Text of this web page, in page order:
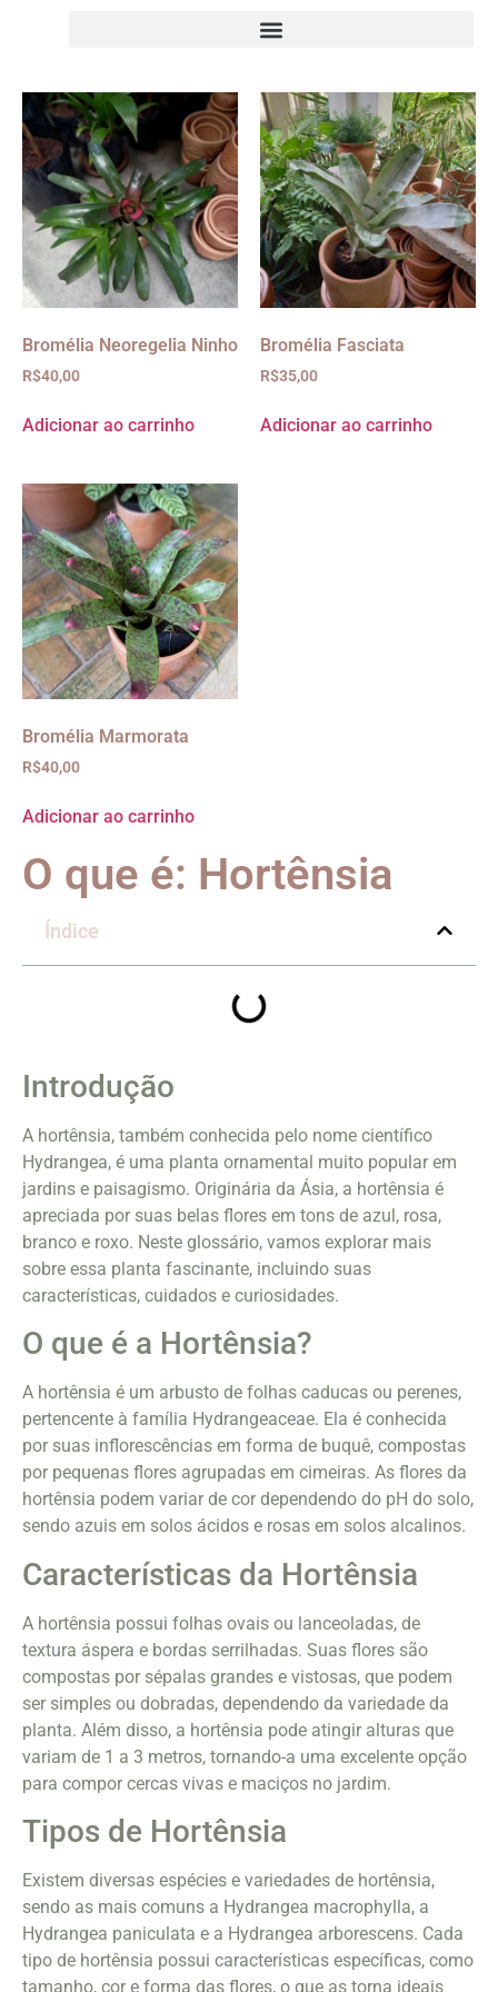
Bromélia Neoregelia Ninho
R$40,00
Adicionar ao carrinho
Bromélia Fasciata
R$35,00
Adicionar ao carrinho
Bromélia Marmorata
R$40,00
Adicionar ao carrinho
O que é: Hortênsia
Índice
Introdução
A hortênsia, também conhecida pelo nome científico
Hydrangea, é uma planta ornamental muito popular em
jardins e paisagismo. Originária da Ásia, a hortênsia é
apreciada por suas belas flores em tons de azul, rosa,
branco e roxo. Neste glossário, vamos explorar mais
sobre essa planta fascinante, incluindo suas
características, cuidados e curiosidades.
O que é a Hortênsia?
A hortênsia é um arbusto de folhas caducas ou perenes,
pertencente à família Hydrangeaceae. Ela é conhecida
por suas inflorescências em forma de buquê, compostas
por pequenas flores agrupadas em cimeiras. As flores da
hortênsia podem variar de cor dependendo do pH do solo,
sendo azuis em solos ácidos e rosas em solos alcalinos.
Características da Hortênsia
A hortênsia possui folhas ovais ou lanceoladas, de
textura áspera e bordas serrilhadas. Suas flores são
compostas por sépalas grandes e vistosas, que podem
ser simples ou dobradas, dependendo da variedade da
planta. Além disso, a hortênsia pode atingir alturas que
variam de 1 a 3 metros, tornando-a uma excelente opção
para compor cercas vivas e maciços no jardim.
Tipos de Hortênsia
Existem diversas espécies e variedades de hortênsia,
sendo as mais comuns a Hydrangea macrophylla, a
Hydrangea paniculata e a Hydrangea arborescens. Cada
tipo de hortênsia possui características específicas, como
tamanho, cor e forma das flores, o que as torna ideais